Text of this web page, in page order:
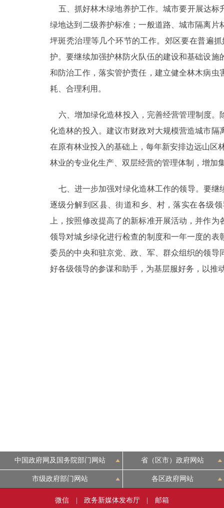
五、抓好林木绿地养护工作。城市要开展达标
绿地达到二级养护标准；一般道路、城市隔离
坪斑秃治理等几个环节的工作。郊区要在普遍
护。要继续加强护林防火队伍的建设和基础设
和防治工作，落实管护责任，建立健全林木病
耗、合理利用。
六、增加绿化造林投入，完善经营管理制度。
化造林的投入。建议市财政对大规模营造城市
在原有林业投入的基础上，每年新安排边远山区
林业的专业化生产、双层经营的管理体制，增加
七、进一步加强对绿化造林工作的领导。要继
逐级分解到区县、街道和乡、村，落实在各级
上，按照修改提高了的新标准开展活动，并作
领导对城乡绿化进行检查的制度和一年一度的
委员的中央和驻京党、政、军、群众组织的领
好各级领导的参谋和助手，为基层服好务，以推
中国政府网及国务院部门网站 省（区市）政府网站
市级政府部门网站 各区政府网站
微信 政务新媒体发布厅 邮箱